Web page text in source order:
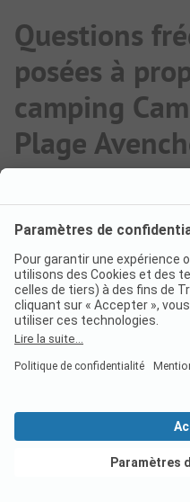
Questions
posées à
camping
Plage
Les chiens sont-
le camping
Avenches ?
Oui, les animaux de
le camping.
Voir